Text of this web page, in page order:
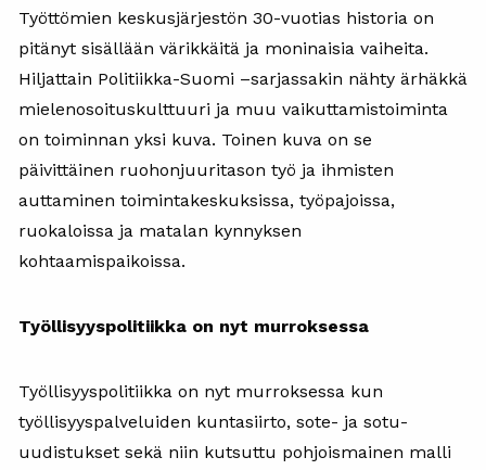
Työttömien keskusjärjestön 30-vuotias historia on
pitänyt sisällään värikkäitä ja moninaisia vaiheita.
Hiljattain Politiikka-Suomi –sarjassakin nähty ärhäkkä
mielenosoituskulttuuri ja muu vaikuttamistoiminta
on toiminnan yksi kuva. Toinen kuva on se
päivittäinen ruohonjuuritason työ ja ihmisten
auttaminen toimintakeskuksissa, työpajoissa,
ruokaloissa ja matalan kynnyksen
kohtaamispaikoissa.
Työllisyyspolitiikka on nyt murroksessa
Työllisyyspolitiikka on nyt murroksessa kun
työllisyyspalveluiden kuntasiirto, sote- ja sotu-
uudistukset sekä niin kutsuttu pohjoismainen malli